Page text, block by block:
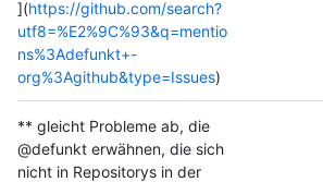
](https://github.com/search?
utf8=%E2%9C%93&q=mentio
ns%3Adefunkt+-
org%3Agithub&type=Issues)
** gleicht Probleme ab, die
@defunkt erwähnen, die sich
nicht in Repositorys in der